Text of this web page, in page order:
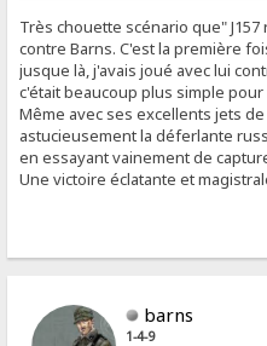
Très chouette scénario que"
contre Barns. C'est la première
jusque là, j'avais joué avec lui
c'était beaucoup plus simple pour
Même avec ses excellents jets
astucieusement la déferlante
en essayant vainement de
Une victoire éclatante et
barns
1-4-9